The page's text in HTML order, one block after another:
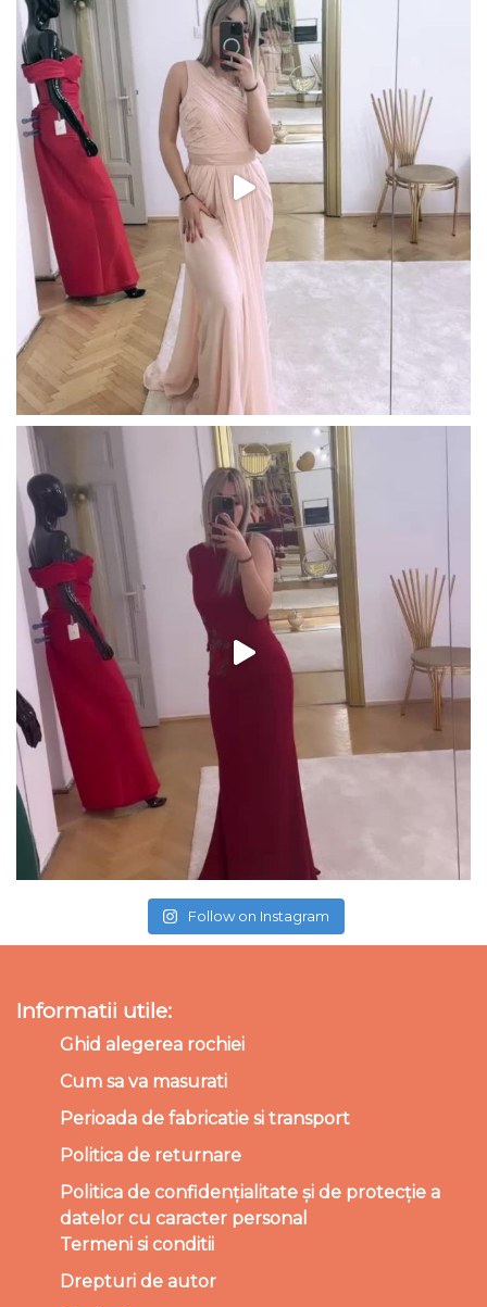
Follow on Instagram
Informatii utile:
Ghid alegerea rochiei
Cum sa va masurati
Perioada de fabricatie si transport
Politica de returnare
Politica de confidențialitate și de protecție a
datelor cu caracter personal
Termeni si conditii
Drepturi de autor